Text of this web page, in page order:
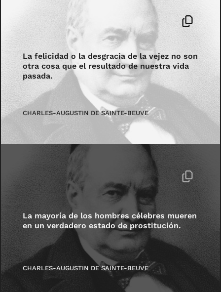
La felicidad o la desgracia de la vejez no son
otra cosa que el resultado de nuestra vida
pasada.
CHARLES-AUGUSTIN DE SAINTE-BEUVE
La mayoría de los hombres célebres mueren
en un verdadero estado de prostitución.
CHARLES-AUGUSTIN DE SAINTE-BEUVE